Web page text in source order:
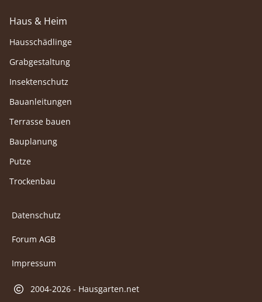
Haus & Heim
Hausschädlinge
Grabgestaltung
Insektenschutz
Bauanleitungen
Terrasse bauen
Bauplanung
Putze
Trockenbau
Datenschutz
Forum AGB
Impressum
2004-2026 - Hausgarten.net